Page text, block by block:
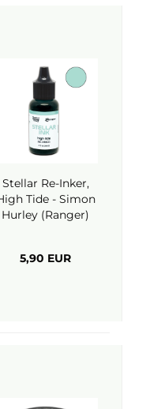
Stellar Re-Inker,
Tide - Simon
Hurley (Ranger)
5,90 EUR